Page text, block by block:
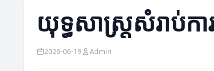
យុទ្ធសាស្ត្រសំរាប់កា
2026-06-19 Admin